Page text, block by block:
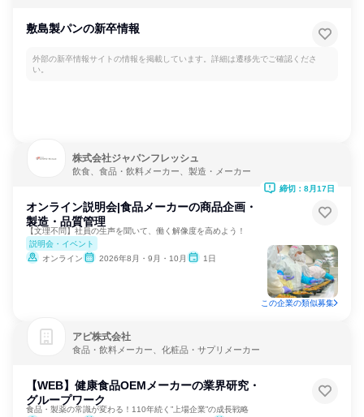
敷島製パンの新卒情報
外部の新卒情報サイトの情報を掲載しています。詳細は遷移先でご確認くださ
い。
株式会社ジャパンフレッシュ
飲食、食品・飲料メーカー、製造・メーカー
オンライン説明会|食品メーカーの商品企画・
製造・品質管理
【文理不問】社員の生声を聞いて、働く解像度を高めよう！
説明会・イベント
オンライン
2026年8月・9月・10月 1日
締切：8月17日
この企業の類似募集
アピ株式会社
食品・飲料メーカー、化粧品・サプリメーカー
【WEB】健康食品OEMメーカーの業界研究・
グループワーク
食品・製薬の常識が変わる！110年続く”上場企業”の成長戦略